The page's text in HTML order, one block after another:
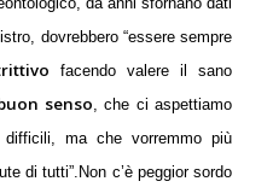
dovrebbero “essere sempre
facendo valere il sano
senso, che ci aspettiamo
ma che vorremmo più
di tutti”. Non c’è peggior sordo